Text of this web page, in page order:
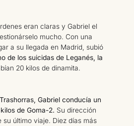
eran claras y Gabriel el
mucho. Con una
a su llegada en Madrid, subió
de los suicidas de Leganés, la
20 kilos de dinamita.
Gabriel conducía un
de Goma-2. Su dirección
último viaje. Diez días más